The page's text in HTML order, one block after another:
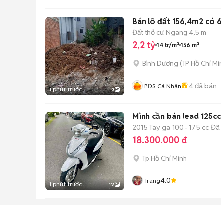
1 phút trước 3
Bán lô đất 156,4m2 có
Đất thổ cư Ngang 4,5 m
2,2 tỷ 14 tr/m² 156 m²
Bình Dương (TP Hồ Chí
BĐS Cá Nhân 4đã bán
1 phút trước 12
Mình cần bán lead
2015 Tay ga 100 - 175 cc Đã
18.300.000 đ
Tp Hồ Chí Minh
Trang4.0